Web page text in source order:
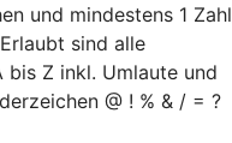
und mindestens 1 Zahl
sind alle
bis Z inkl. Umlaute und
@ ! % & / = ?